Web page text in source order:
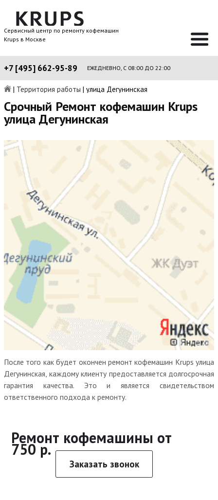
Сервисный центр по ремонту кофемашин
Krups в Москве
+7 [495] 662-95-89 ЕЖЕДНЕВНО, С 08:00 ДО 22:00
| Территория работы | улица Дегунинская
Срочный Ремонт кофемашин Krups
улица Дегунинская
После того как будет окончен ремонт кофемашин Krups улица
Дегунинская, каждому клиенту предоставляется долгосрочная
гарантия качества. Это и является свидетельством
ответственного подхода к ремонту.
Ремонт кофемашины от
750 р.
Заказать звонок